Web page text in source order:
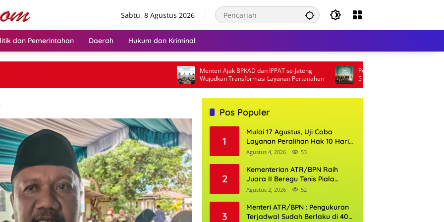
Sabtu, 8 Agustus 2026
dan Pemerintahan Daerah Hukum dan Kriminal
Menteri Ajak BPKAD dan IPPAT se-Jateng
Wujudkan Transformasi Layanan Pertanahan
Pertamina Patra Niaga Papua
5 Penghargaan ISRA 2026
Pos Populer
1
Mulai 17 Agustus, Uji Coba
Layanan Peralihan Hak 10 Hari
di 15 Kantor Pertanahan
Agustus 4, 2026 53
2
Kementerian ATR/BPN Raih
Juara II Beregu Tenis Piala
Gubernur DKI Jakarta 2026
Agustus 2, 2026 52
3
Menteri ATR/BPN : Pengukuran
Terjadwal Sudah Berlaku di 400